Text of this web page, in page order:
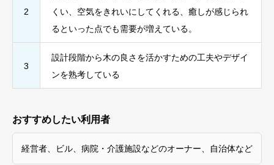
2
くい、空気をきれいにしてくれる、癒しが感じられ
るといった点でも需要が増えている。
3
設計段階から木の良さを活かすための工夫やデザイ
ンを熟考している
おすすめしたい利用者
経営者、ビル、病院・介護施設などのオーナー、自治体など